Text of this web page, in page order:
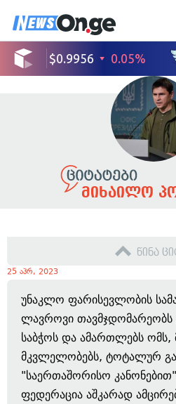
მიხაილო
წინა
25 აპრ, 2023
უნაკლო ფარისევლობის
ლავროვი თავმჯდომარეობს
საბჭოს და ამართლებს ომს,
მკვლელობებს, ტოტალურ
"საერთაშორისო
ფედერაცია აშკარად